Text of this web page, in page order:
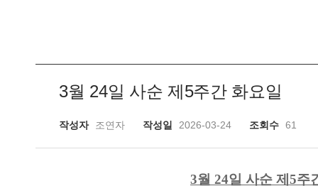
3월 24일 사순 제5주간 화요일
작성자 조연자 작성일 2026-03-24 조회수 61
3월 24일 사순 제 5주